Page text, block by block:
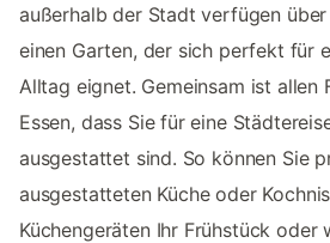
außerhalb der Stadt verfügen
einen Garten, der sich perfekt für
Alltag eignet. Gemeinsam ist allen
Essen, dass Sie für eine
ausgestattet sind. So können Sie
ausgestatteten Küche oder
Küchengeräten Ihr Frühstück oder